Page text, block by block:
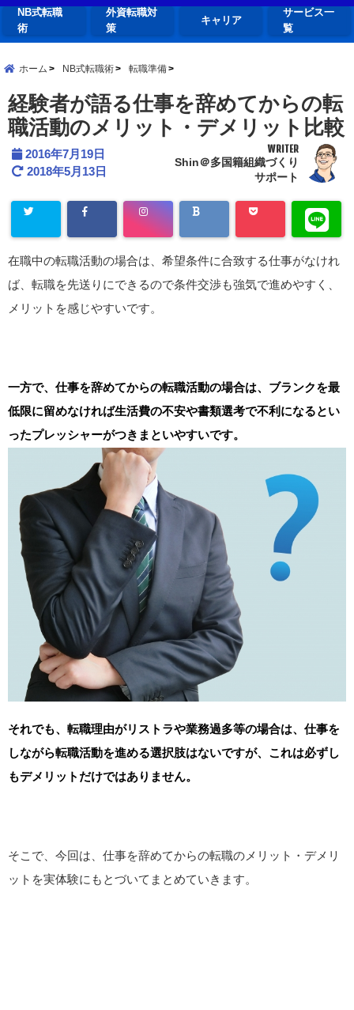
NB式転職
術
外資転職対
策
キャリア
サービス一
覧
ホーム NB式転職術 転職準備
経験者が語る仕事を辞めてからの転
職活動のメリット・デメリット比較
2016年7月19日
2018年5月13日
WRITER
Shin＠多国籍組織づくり
サポート
在職中の転職活動の場合は、希望条件に合致する仕事がなけれ
ば、転職を先送りにできるので条件交渉も強気で進めやすく、
メリットを感じやすいです。
一方で、仕事を辞めてからの転職活動の場合は、ブランクを最
低限に留めなければ生活費の不安や書類選考で不利になるとい
ったプレッシャーがつきまといやすいです。
それでも、転職理由がリストラや業務過多等の場合は、仕事を
しながら転職活動を進める選択肢はないですが、これは必ずし
もデメリットだけではありません。
そこで、今回は、仕事を辞めてからの転職のメリット・デメリ
ットを実体験にもとづいてまとめていきます。